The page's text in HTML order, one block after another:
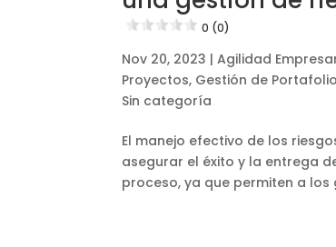
0 (0)
Nov 20, 2023 |Agilidad
Proyectos, Gestión de
Sin categoría
El manejo efectivo de los
asegurar el éxito y la entrega
proceso, ya que permiten a los